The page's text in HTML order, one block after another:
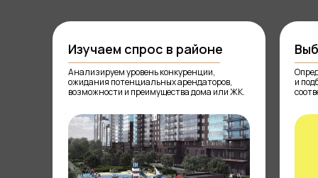
Анализируем уровень конкуренции,
ожидания потенциальных арендаторов,
возможности и преимущества дома или ЖК.
Изучаем спрос в районе
и